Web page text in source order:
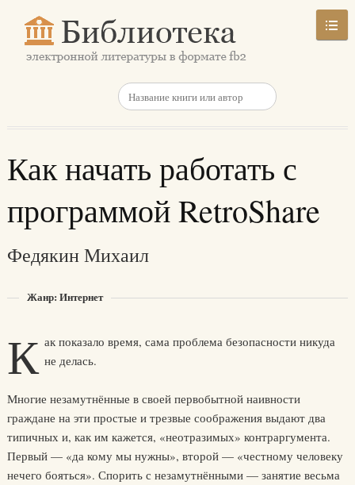
Как начать работать с
программой RetroShare
Федякин Михаил
Жанр: Интернет
К ак показало время, сама проблема безопасности никуда
не делась.
Многие незамутнённые в своей первобытной наивности
граждане на эти простые и трезвые соображения выдают два
типичных и, как им кажется, «неотразимых» контраргумента.
Первый — «да кому мы нужны», второй — «честному человеку
нечего бояться». Спорить с незамутнёнными — занятие весьма